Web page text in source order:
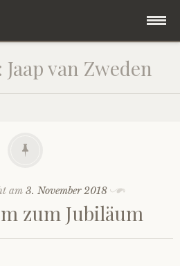
Jaap van Zweden
am 3. November 2018
zum Jubiläum